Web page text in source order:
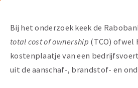
Bij het onderzoek keek de
total cost of ownership (TCO)
kostenplaatje van een
uit de aanschaf-, brandstof- en